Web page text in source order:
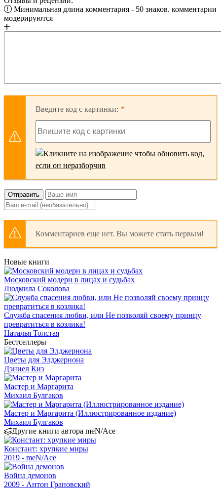
Минимальная длина комментария - 50 знаков. комментарии
модерируются
Введите код с картинки:
Отправить
Комментариев еще нет. Вы можете стать первым!
Новые книги
Московский модерн в лицах и судьбах
Людмила Соколова
Служба спасения любви, или Не позволяй своему принцу
превратиться в козлика!
Наталья Толстая
Бестселлеры
Цветы для Элджернона
Дэниел Киз
Мастер и Маргарита
Михаил Булгаков
Мастер и Маргарита (Иллюстрированное издание)
Михаил Булгаков
Другие книги автора meN/Ace
Констант: хрупкие миры
2019 - meN/Ace
Война демонов
2009 - Антон Грановский